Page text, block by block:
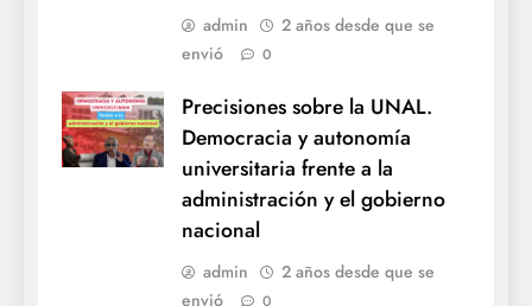
admin
2 años desde que se
envió
0
Precisiones sobre la UNAL.
Democracia y autonomía
universitaria frente a la
administración y el gobierno
nacional
admin
2 años desde que se
envió
0